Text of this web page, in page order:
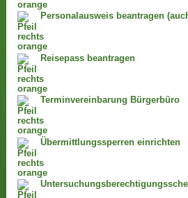
Personalausweis beantragen
Reisepass beantragen
Terminvereinbarung Bürgerbüro
Übermittlungssperren einrichten